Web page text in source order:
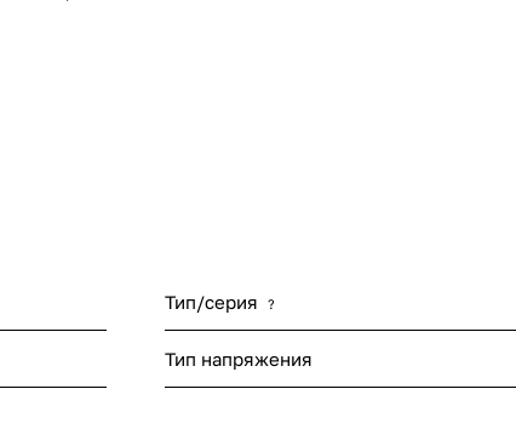
Тип/серия ?
Тип напряжения